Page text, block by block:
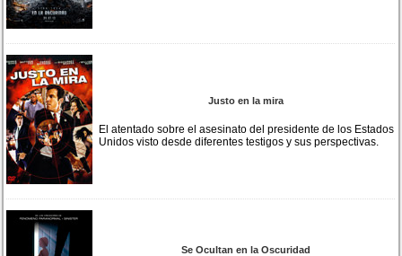
Justo en la mira
El atentado sobre el asesinato del presidente de los Estados
Unidos visto desde diferentes testigos y sus perspectivas.
Se Ocultan en la Oscuridad